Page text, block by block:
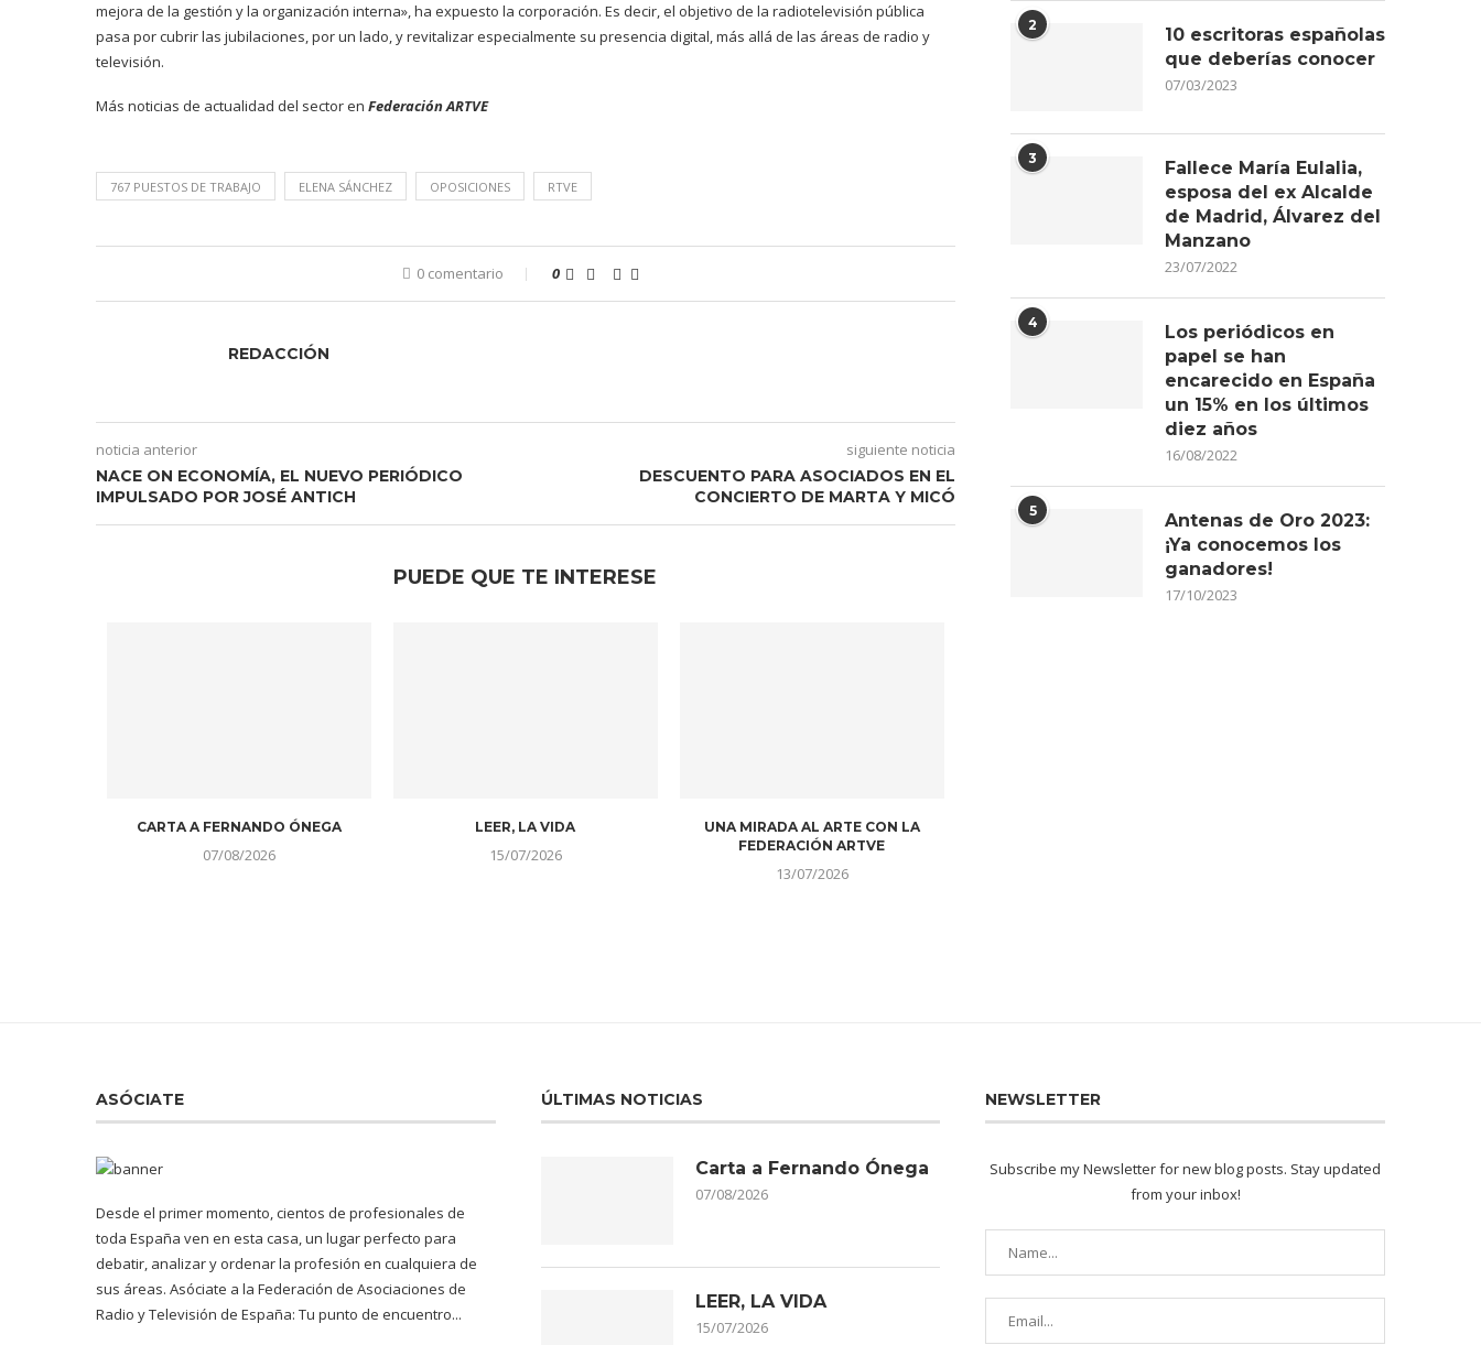
mejora de la gestión y la organización interna», ha expuesto la corporación. Es decir, el objetivo de la radiotelevisión pública
pasa por cubrir las jubilaciones, por un lado, y revitalizar especialmente su presencia digital, más allá de las áreas de radio y
televisión.
Más noticias de actualidad del sector en Federación ARTVE
767 PUESTOS DE TRABAJO ELENA SÁNCHEZ OPOSICIONES RTVE
0 comentario 0
REDACCIÓN
noticia anterior
NACE ON ECONOMÍA, EL NUEVO PERIÓDICO
IMPULSADO POR JOSÉ ANTICH
siguiente noticia
DESCUENTO PARA ASOCIADOS EN EL
CONCIERTO DE MARTA Y MICÓ
PUEDE QUE TE INTERESE
CARTA A FERNANDO ÓNEGA
07/08/2026
LEER, LA VIDA
15/07/2026
UNA MIRADA AL ARTE CON LA
FEDERACIÓN ARTVE
13/07/2026
2
10 escritoras españolas
que deberías conocer
07/03/2023
3
Fallece María Eulalia,
esposa del ex Alcalde
de Madrid, Álvarez del
Manzano
23/07/2022
4
Los periódicos en
papel se han
encarecido en España
un 15% en los últimos
diez años
16/08/2022
5
Antenas de Oro 2023:
¡Ya conocemos los
ganadores!
17/10/2023
ASÓCIATE
Desde el primer momento, cientos de profesionales de
toda España ven en esta casa, un lugar perfecto para
debatir, analizar y ordenar la profesión en cualquiera de
sus áreas. Asóciate a la Federación de Asociaciones de
Radio y Televisión de España: Tu punto de encuentro...
ÚLTIMAS NOTICIAS
Carta a Fernando Ónega
07/08/2026
LEER, LA VIDA
15/07/2026
NEWSLETTER
Subscribe my Newsletter for new blog posts. Stay updated
from your inbox!